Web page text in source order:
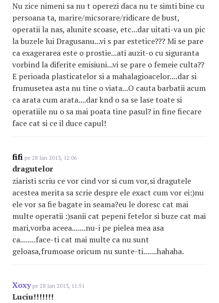
Nu zice nimeni sa nu t operezi daca nu te simti bine cu
persoana ta, marire/micsorare/ridicare de bust,
operatii la nas, alunite scoase, etc...dar uitati-va un pic
la buzele lui Dragusanu...vi s par estetice??? Mi se pare
ca exagerarea este o prostie...ati auzit-o cu siguranta
vorbind la diferite emisiuni...vi se pare o femeie culta??
E perioada plasticatelor si a mahalagioacelor....dar si
frumusetea asta nu tine o viata...O cauta barbatii acum
ca arata cum arata....dar knd o sa se lase toate si
operatiile nu o sa mai poata tine pasul? in fine fiecare
face cat si ce il duce capul!
fifi pe 28 Ian 2013, 12:06
dragutelor
ziaristi scriu ce vor cind vor si cum vor,si dragutele
acestea merita sa scrie despre ele exact cum vor ei:)nu
ele vor sa fie bagate in seama?eu le doresc cat mai
multe operatii :)sanii cat pepeni fetelor si buze cat mai
mari,vorba aceea.......nu-i pe pielea mea asa
ca........face-ti cat mai multe ca nu sunt
geloasa,frumoase oricum nu sunte-ti.......hahaha.
Xoxype 28 Ian 2013, 11:51
Luciu!!!!!!!